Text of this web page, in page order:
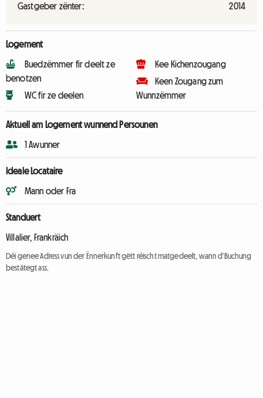
Gastgeber zënter: 2014
Logement
Buedzëmmer fir deelt ze
benotzen
WC fir ze deelen
Kee Kichenzougang
Keen Zougang zum
Wunnzëmmer
Aktuell am Logement wunnend Persounen
1 Awunner
Ideale Locataire
Mann oder Fra
Standuert
Villalier, Frankräich
Déi genee Adress vun der Ënnerkunft gëtt réischt matgedeelt, wann d'Buchung
bestätegt ass.